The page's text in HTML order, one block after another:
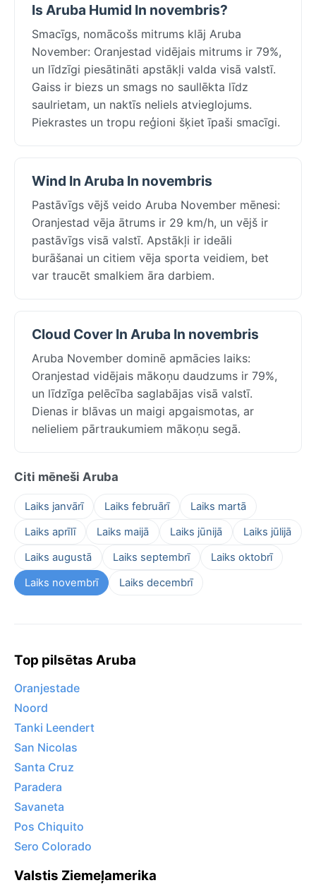
Is Aruba Humid In novembris?
Smacīgs, nomācošs mitrums klāj Aruba
November: Oranjestad vidējais mitrums ir 79%,
un līdzīgi piesātināti apstākļi valda visā valstī.
Gaiss ir biezs un smags no saullēkta līdz
saulrietam, un naktīs neliels atvieglojums.
Piekrastes un tropu reģioni šķiet īpaši smacīgi.
Wind In Aruba In novembris
Pastāvīgs vējš veido Aruba November mēnesi:
Oranjestad vēja ātrums ir 29 km/h, un vējš ir
pastāvīgs visā valstī. Apstākļi ir ideāli
burāšanai un citiem vēja sporta veidiem, bet
var traucēt smalkiem āra darbiem.
Cloud Cover In Aruba In novembris
Aruba November dominē apmācies laiks:
Oranjestad vidējais mākoņu daudzums ir 79%,
un līdzīga pelēcība saglabājas visā valstī.
Dienas ir blāvas un maigi apgaismotas, ar
nelieliem pārtraukumiem mākoņu segā.
Citi mēneši Aruba
Laiks janvārī Laiks februārī
Laiks martā
Laiks aprīlī
Laiks maijā Laiks jūnijā
Laiks jūlijā
Laiks augustā
Laiks septembrī
Laiks oktobrī
Laiks novembrī
Laiks decembrī
Top pilsētas Aruba
Oranjestade
Noord
Tanki Leendert
San Nicolas
Santa Cruz
Paradera
Savaneta
Pos Chiquito
Sero Colorado
Valstis Ziemeļamerika